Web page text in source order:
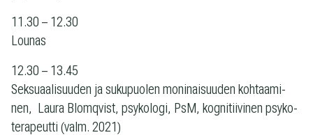
11.30 – 12.30
Lounas
12.30 – 13.45
Sek­su­aa­li­suu­den ja suku­puo­len moni­nai­suu­den koh­taa­mi­
nen, Laura Blom­qvist, psy­ko­logi, PsM, kog­ni­tii­vi­nen psy­ko­
te­ra­peutti (valm. 2021)